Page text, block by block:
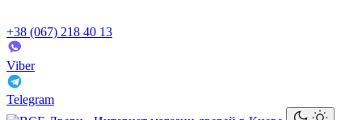
+38 (067) 218 40 13
Viber
Telegram